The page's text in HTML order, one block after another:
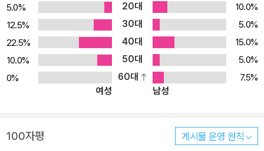
약이 구강관리의 답이 되지 못하는 이유는 구강질환의 원인을 제거하
지 못하기 때문이다. 입속에는 많은 문제가 생긴다. 충치가 생기고 잇
몸이 붓고 염증이 일어나고 입냄새가 나며 치아를 뽑아야 하는 상황
까지 입속 문제는 대부분 미생물, 그 가운데에서도 세균들이 작용한
결과이다. 그런데 잇몸약은 미생물에 작용한다는 근거가 미약한 것이
있고, 별 문제 일으키지 않고 조용히 살아가는 무던한 녀석들도 있다.
또 우리에게 면역물질을 만들어주는 고마운 녀석도 있다. 이 녀석들
5.0%
20대
10.0%
12.5%
30대
5.0%
22.5%
40대
15.0%
10.0%
50대
5.0%
0%
60대
7.5%
여성
남성
100자평 게시물 운영 원칙